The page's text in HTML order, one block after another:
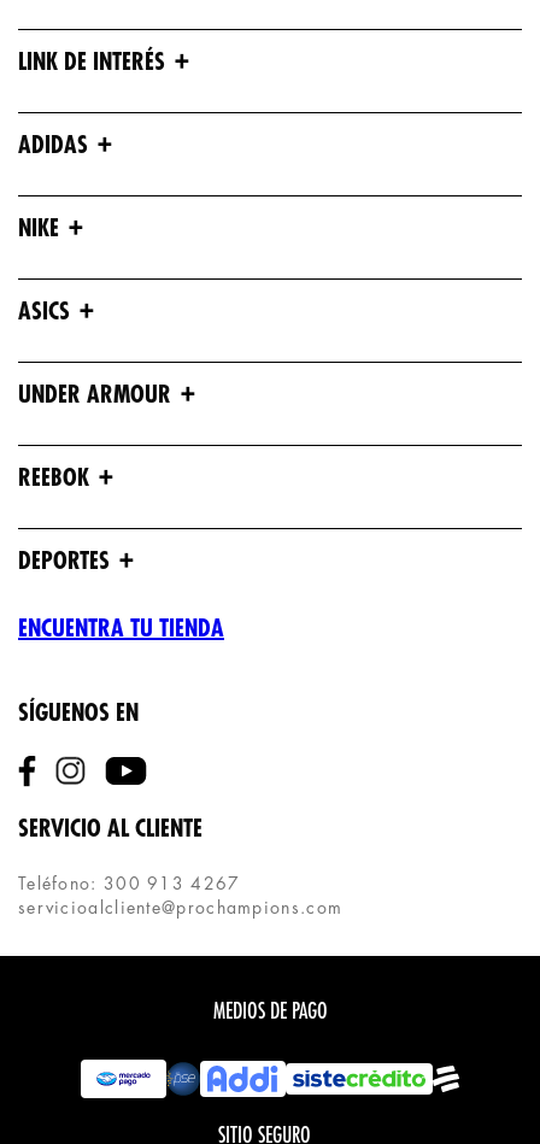
LINK DE INTERÉS +
ADIDAS +
NIKE +
ASICS +
UNDER ARMOUR +
REEBOK +
DEPORTES +
ENCUENTRA TU TIENDA
SÍGUENOS EN
SERVICIO AL CLIENTE
Teléfono: 300 913 4267
servicioalcliente@prochampions.com
MEDIOS DE PAGO
SITIO SEGURO